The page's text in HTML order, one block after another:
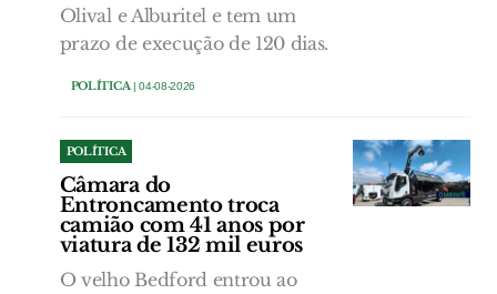
Olival e Alburitel e tem um
prazo de execução de 120 dias.
POLÍTICA | 04-08-2026
POLÍTICA
Câmara do
Entroncamento troca
camião com 41 anos por
viatura de 132 mil euros
O velho Bedford entrou ao